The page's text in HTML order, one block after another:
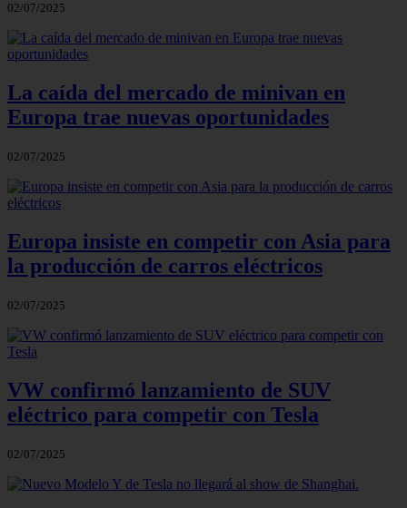
02/07/2025
La caída del mercado de minivan en
Europa trae nuevas oportunidades
02/07/2025
Europa insiste en competir con Asia para
la producción de carros eléctricos
02/07/2025
VW confirmó lanzamiento de SUV
eléctrico para competir con Tesla
02/07/2025